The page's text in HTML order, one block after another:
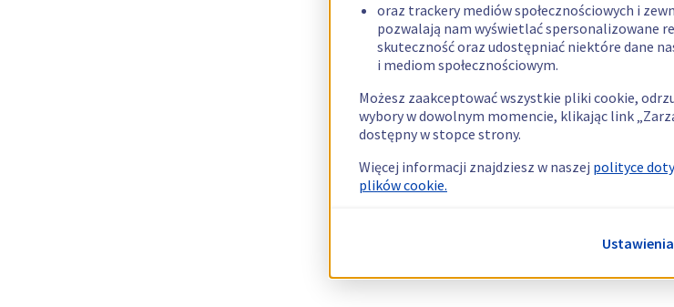
oraz trackery mediów społecznościowych i
pozwalają nam wyświetlać spersonalizowane
skuteczność oraz udostępniać niektóre dane
i mediom społecznościowym.
Możesz zaakceptować wszystkie pliki cookie,
wybory w dowolnym momencie, klikając link
dostępny w stopce strony.
Więcej informacji znajdziesz w naszej polityce
plików cookie.
Ustawienia